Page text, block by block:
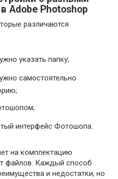
Adobe Photoshop
различаются
указать папку;
самостоятельно
интерфейс Фотошопа.
на комплектацию
файлов. Каждый способ
и недостатки, но